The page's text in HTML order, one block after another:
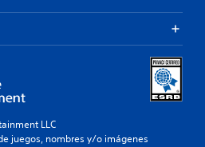
LLC
juegos, nombres y/o imágenes